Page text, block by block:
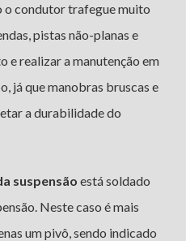
o condutor trafegue muito
pistas não-planas e
e realizar a manutenção em
já que manobras bruscas e
a durabilidade do
suspensão está soldado
Neste caso é mais
um pivô, sendo indicado